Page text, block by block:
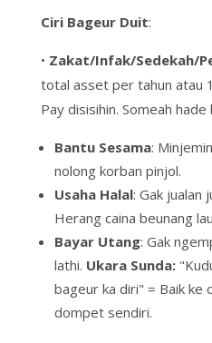
Ciri BageurDuit:
• Zakat/Infak/Sedekah/
total asset per tahun atau
Pay disisihin. Someah hade
Bantu Sesama:
nolong korban pinjol.
Usaha Halal: Gak jualan
Herang caina beunang
Bayar Utang: Gak
lathi. Ukara Sunda:
bageur ka diri" = Baik ke
dompet sendiri.